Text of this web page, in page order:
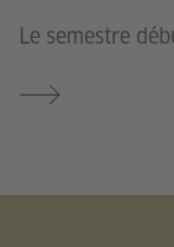
Le semestre